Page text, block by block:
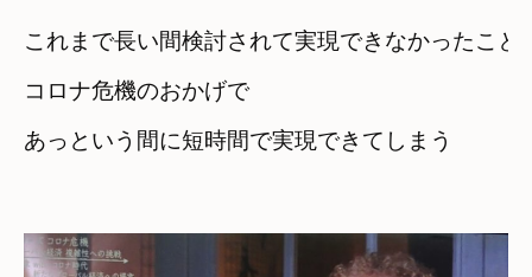
これまで長い間検討されて実現できなかったこと
コロナ危機のおかげで
あっという間に短時間で実現できてしまう